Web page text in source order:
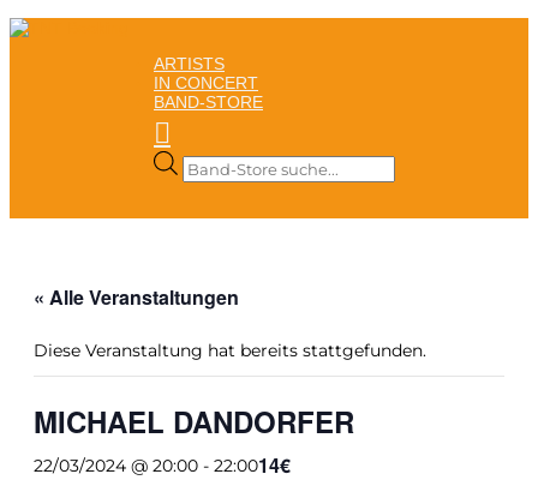
ARTISTS
IN CONCERT
BAND-STORE

Products
search
« Alle Veranstaltungen
Diese Veranstaltung hat bereits stattgefunden.
MICHAEL DANDORFER
22/03/2024 @ 20:00 - 22:0014€